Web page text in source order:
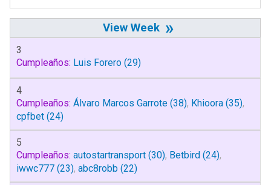
»
3
Cumpleaños: Luis Forero (29)
4
Cumpleaños: Álvaro Marcos Garrote (38), Khioora (35),
cpfbet (24)
5
Cumpleaños: autostartransport (30), Betbird (24),
iwwc777 (23), abc8robb (22)